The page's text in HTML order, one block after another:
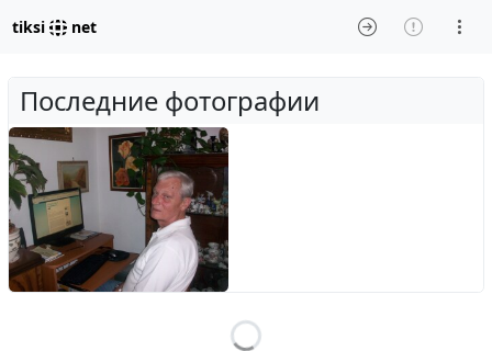
tiksi net
Последние фотографии